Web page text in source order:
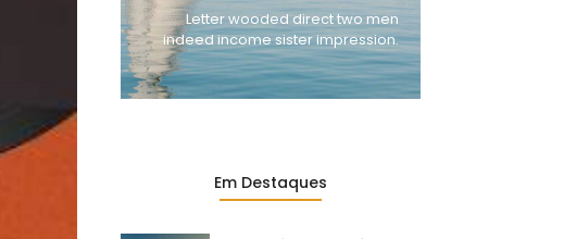
Letter wooded direct two men
indeed income sister impression.
Em Destaques